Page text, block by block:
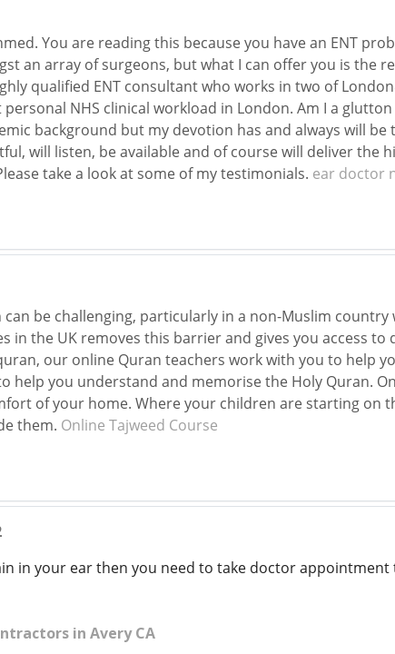
You are reading this because you have an ENT
an array of surgeons, but what I can offer you is the
qualified ENT consultant who works in two of
NHS clinical workload in London. Am I a
background but my devotion has and always will
will listen, be available and of course will deliver the
take a look at some of my testimonials. ear doctor
can be challenging, particularly in a non-Muslim
in the UK removes this barrier and gives you access
our online Quran teachers work with you to help
help you understand and memorise the Holy Quran.
of your home. Where your children are starting on
them. Online Tajweed Course
in your ear then you need to take doctor
in Avery CA